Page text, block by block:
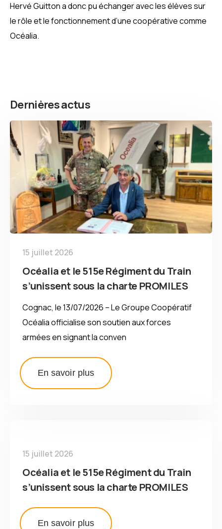
Hervé Guitton a donc pu échanger avec les élèves sur
le rôle et le fonctionnement d’une coopérative comme
Océalia.
Dernières actus
15 juillet 2026
Océalia et le 515e Régiment du Train
s’unissent sous la charte PROMILES
Cognac, le 13/07/2026 – Le Groupe Coopératif
Océalia officialise son soutien aux forces
armées en signant la conven
En savoir plus
15 juillet 2026
Océalia et le 515e Régiment du Train
s’unissent sous la charte PROMILES
En savoir plus